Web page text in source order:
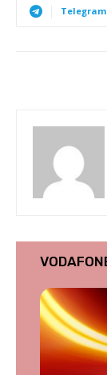
Telegram